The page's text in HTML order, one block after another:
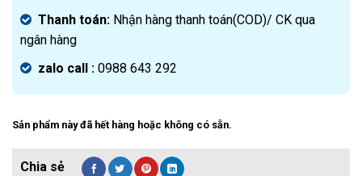
Thanh toán: Nhận hàng thanh toán(COD)/ CK qua
ngân hàng
zalo call : 0988 643 292
Sản phẩm này đã hết hàng hoặc không có sẵn.